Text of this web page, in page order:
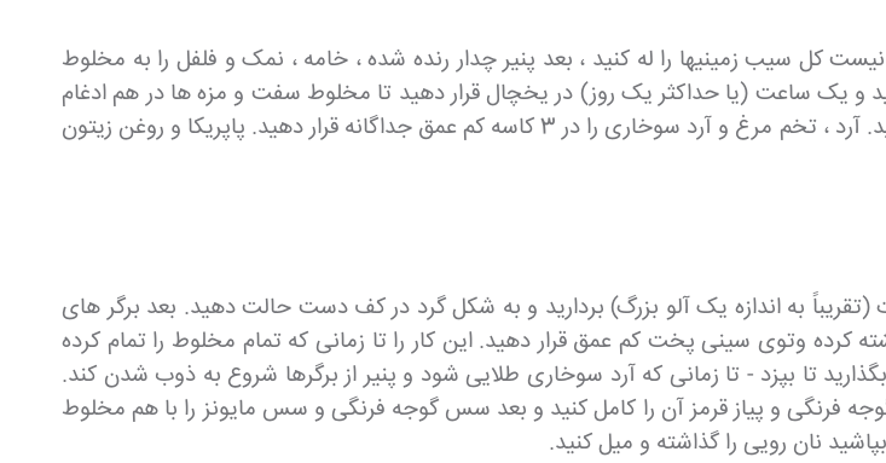
کل سیب زمینیها را له کنید ، بعد پنیر چدار رنده شده ، خامه ، نمک و فلفل را به مخلوط
یک ساعت (یا حداکثر یک روز) در یخچال قرار دهید تا مخلوط سفت و مزه ها در هم ادغام
شود. فر را با دمای 220 درجه سانتی گراد/425 درجه فارنهایت روشن و گرم کنید. آرد ، تخم مرغ و آرد سوخاری را در 3 کاسه کم عمق جداگانه قرار دهید. پاپریکا و روغن زیتون
به اندازه یک آلو بزرگ) بردارید و به شکل گرد در کف دست حالت دهید. بعد برگر های
کرده وتوی سینی پخت کم عمق قرار دهید. این کار را تا زمانی که تمام مخلوط را تمام کرده
6 برگر درست شود. بعد سینی را به مدت 20 دقیقه در فر بگذارید تا بپزد - تا زمانی که آرد سوخاری طلایی شود و پنیر از برگرها شروع به ذوب شدن کند.
فرنگی و پیاز قرمز آن را کامل کنید و بعد سس گوجه فرنگی و سس مایونز را با هم مخلوط
نان رویی را گذاشته و میل کنید.